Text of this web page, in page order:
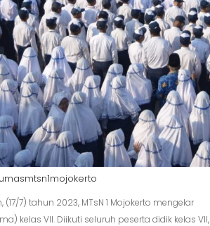
(17/7) tahun 2023, MTsN 1 Mojokerto mengelar
kelas VII. Diikuti seluruh peserta didik kelas VII,